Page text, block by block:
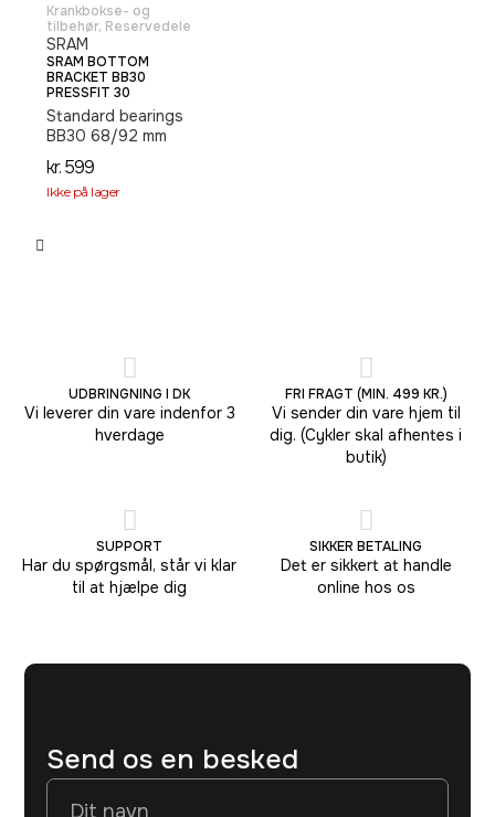
Krankbokse- og
tilbehør, Reservedele
SRAM
SRAM BOTTOM
BRACKET BB30
PRESSFIT 30
Standard bearings
BB30 68/92 mm
kr.599
Ikke på lager
UDBRINGNING I DK
Vi leverer din vare indenfor 3
hverdage
FRI FRAGT (MIN. 499 KR.)
Vi sender din vare hjem til
dig. (Cykler skal afhentes i
butik)
SUPPORT
Har du spørgsmål, står vi klar
til at hjælpe dig
SIKKER BETALING
Det er sikkert at handle
online hos os
Send os en besked